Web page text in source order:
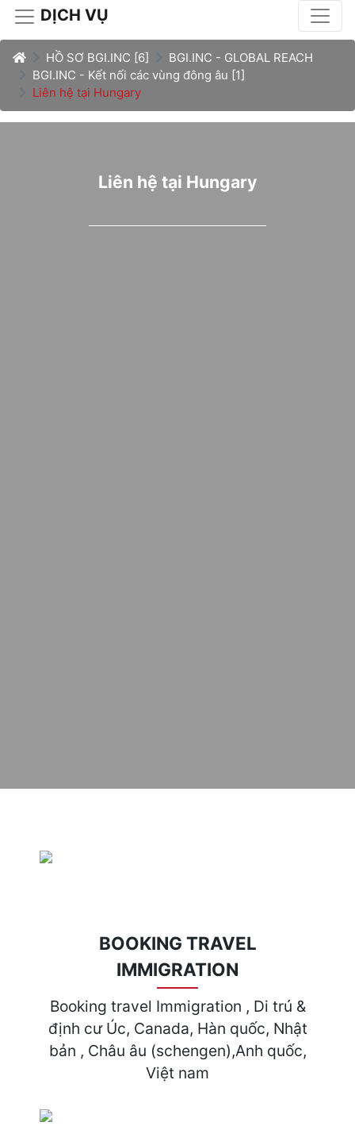
DỊCH VỤ
HỒ SƠ BGI.INC [6]
BGI.INC - GLOBAL REACH
BGI.INC - Kết nối các vùng đông âu [1]
Liên hệ tại Hungary
Liên hệ tại Hungary
BOOKING TRAVEL
IMMIGRATION
Booking travel Immigration , Di trú &
định cư Úc, Canada, Hàn quốc, Nhật
bản , Châu âu (schengen),Anh quốc,
Việt nam